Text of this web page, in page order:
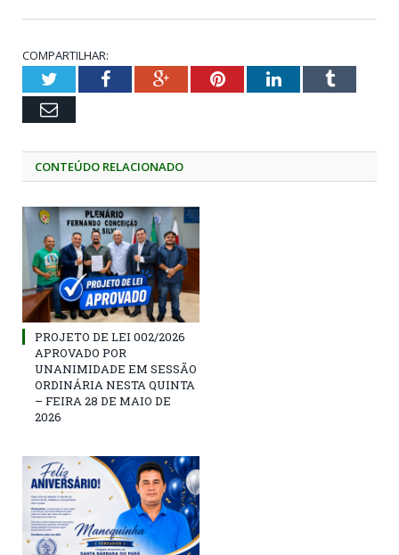
COMPARTILHAR:
TwitterFacebookGoogle+PinterestLinkedInTumblr
Email
CONTEÚDO RELACIONADO
PROJETO DE LEI 002/2026
APROVADO POR
UNANIMIDADE EM SESSÃO
ORDINÁRIA NESTA QUINTA
– FEIRA 28 DE MAIO DE
2026